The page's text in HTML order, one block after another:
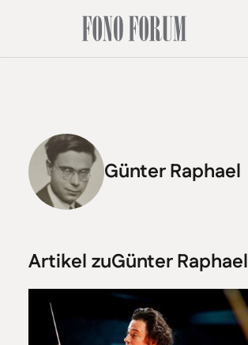
Günter Raphael
Artikel zuGünter Raphael